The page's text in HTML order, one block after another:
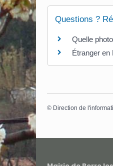
Questions ?
Quelle
Étranger
© Direction de